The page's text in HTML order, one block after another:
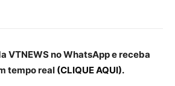
VTNEWS no WhatsApp e receba
tempo real (CLIQUE AQUI).